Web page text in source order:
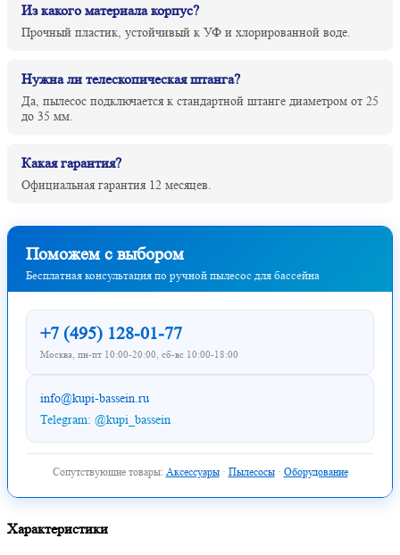
Из какого материала корпус?
Прочный пластик, устойчивый к УФ и хлорированной воде.
Нужна ли телескопическая штанга?
Да, пылесос подключается к стандартной штанге диаметром от 25
до 35 мм.
Какая гарантия?
Официальная гарантия 12 месяцев.
Поможем с выбором
Бесплатная консультация по ручной пылесос для бассейна
+7 (495) 128-01-77
Москва, пн-пт 10:00-20:00, сб-вс 10:00-18:00
info@kupi-bassein.ru
Telegram: @kupi_bassein
Сопутствующие товары: Аксессуары· Пылесосы· Оборудование
Характеристики